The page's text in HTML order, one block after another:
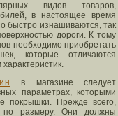
видов товаров,
в настоящее время
быстро изнашиваются, так
дороги. К тому
необходимо приобретать
которые отличаются
в магазине следует
параметрах, которыми
покрышки. Прежде всего,
размеру. Они должны